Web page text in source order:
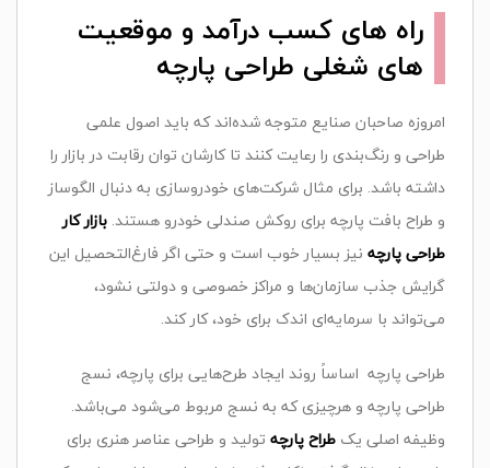
راه های کسب درآمد و موقعیت
های شغلی طراحی پارچه
امروزه‌ صاحبان‌ صنایع‌ متوجه‌ شده‌اند که‌ باید اصول‌ علمی‌
طراحی‌ و رنگ‌بندی‌ را رعایت‌ کنند تا کارشان‌ توان‌ رقابت‌ در بازار را
داشته‌ باشد. برای‌ مثال‌ شرکت‌های‌ خودروسازی‌ به‌ دنبال‌ الگوساز
و طراح‌ بافت‌ پارچه‌ برای‌ روکش‌ صندلی‌ خودرو هستند. بازار کار
طراحی‌ پارچه نیز بسیار خوب‌ است‌ و حتی‌ اگر فارغ‌التحصیل‌ این‌
گرایش‌ جذب‌ سازمان‌ها و مراکز خصوصی‌ و دولتی‌ نشود،
می‌تواند با سرمایه‌ای‌ اندک‌ برای‌ خود، کار کند.
طراحی پارچه اساساً روند ایجاد طرح‌هایی برای پارچه، نسج
طراحی پارچه و هرچیزی که به نسج مربوط می‌شود می‌باشد.
وظیفه اصلی یک طراح پارچه تولید و طراحی عناصر هنری برای